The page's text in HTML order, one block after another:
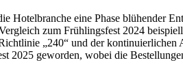
Hotelbranche eine Phase blühender
zum Frühlingsfest 2024
„240“ und der
2025 geworden, wobei die